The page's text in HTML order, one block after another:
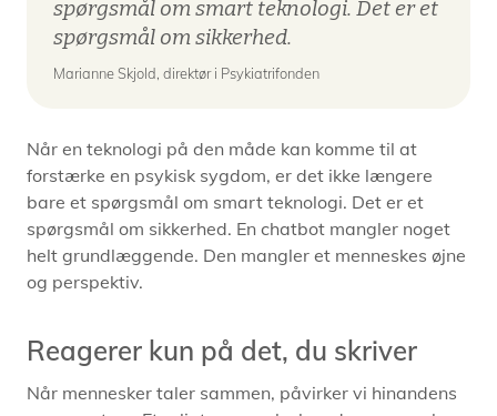
spørgsmål om smart teknologi. Det er et
spørgsmål om sikkerhed.
Marianne Skjold, direktør i Psykiatrifonden
Når en teknologi på den måde kan komme til at
forstærke en psykisk sygdom, er det ikke længere
bare et spørgsmål om smart teknologi. Det er et
spørgsmål om sikkerhed. En chatbot mangler noget
helt grundlæggende. Den mangler et menneskes øjne
og perspektiv.
Reagerer kun på det, du skriver
Når mennesker taler sammen, påvirker vi hinandens